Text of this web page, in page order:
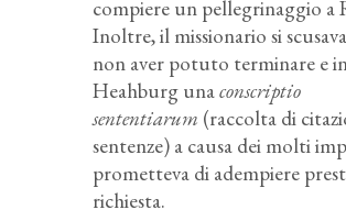
compiere un pellegrinaggio a
Inoltre, il missionario si
non aver potuto terminare e
Heahburg unaconscriptio
sententiarum (raccolta di
sentenze) a causa dei molti
prometteva di adempiere
richiesta.